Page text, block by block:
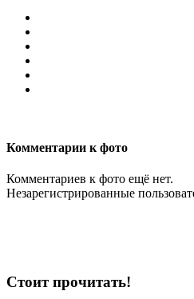
Комментарии к фото
Комментариев к фото ещё нет.
Незарегистрированные
Стоит прочитать!